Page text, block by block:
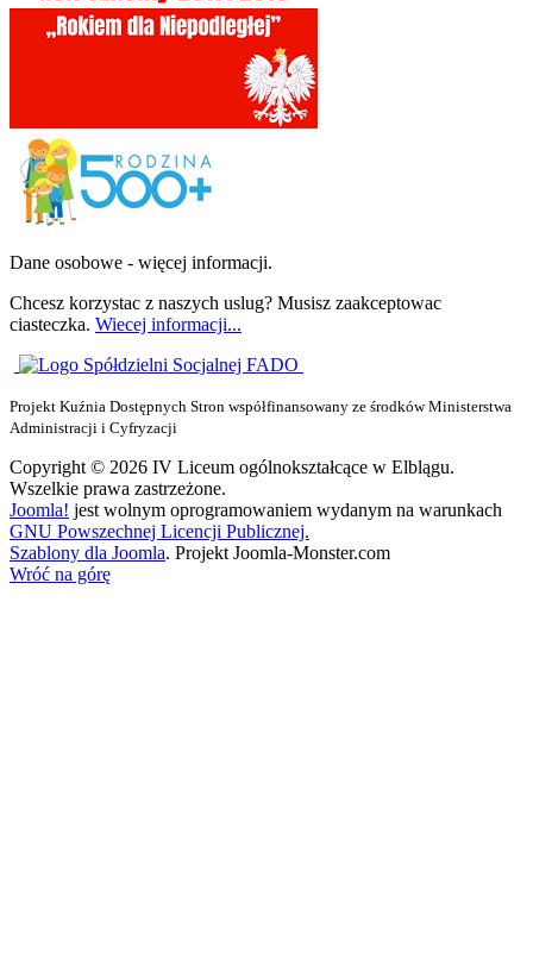
Dane osobowe - więcej informacji.
Chcesz korzystac z naszych uslug? Musisz zaakceptowac
ciasteczka. Wiecej informacji...
Projekt Kuźnia Dostępnych Stron współfinansowany ze środków Ministerstwa
Administracji i Cyfryzacji
Copyright © 2026 IV Liceum ogólnokształcące w Elblągu.
Wszelkie prawa zastrzeżone.
Joomla! jest wolnym oprogramowaniem wydanym na warunkach
GNU Powszechnej Licencji Publicznej.
Szablony dla Joomla. Projekt Joomla-Monster.com
Wróć na górę